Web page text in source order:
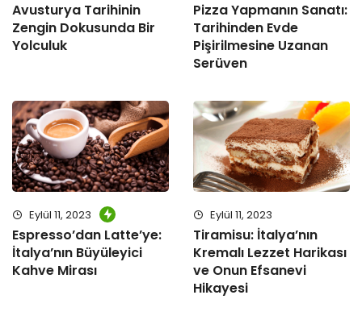
Avusturya Tarihinin
Zengin Dokusunda Bir
Yolculuk
Pizza Yapmanın Sanatı:
Tarihinden Evde
Pişirilmesine Uzanan
Serüven
Eylül 11, 2023
Espresso’dan Latte’ye:
İtalya’nın Büyüleyici
Kahve Mirası
Eylül 11, 2023
Tiramisu: İtalya’nın
Kremalı Lezzet Harikası
ve Onun Efsanevi
Hikayesi